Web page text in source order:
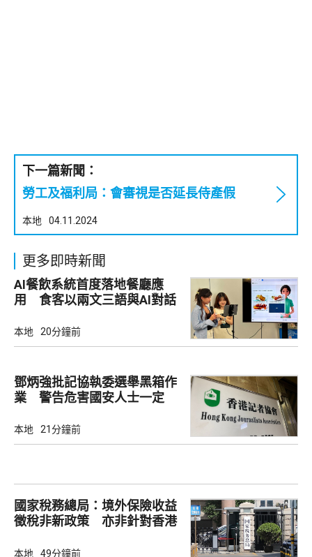
下一篇新聞：
勞工及福利局：會審視是否延長侍產假
本地 04.11.2024
更多即時新聞
AI餐飲系統首度落地餐廳應
用 食客以兩文三語與AI對話
本地 20分鐘前
鄧炳強批記協執委選舉黑箱作
業 警告危害國安人士一定
本地 21分鐘前
國家稅務總局：境外保險收益
徵稅非新政策 亦非針對香港
本地 49分鐘前